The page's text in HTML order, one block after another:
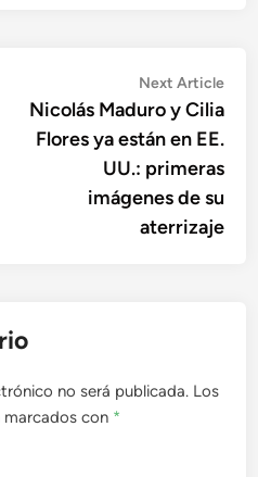
Next Article
Nicolás Maduro y Cilia
Flores ya están en EE.
UU.: primeras
imágenes de su
aterrizaje
no será publicada. Los
con *